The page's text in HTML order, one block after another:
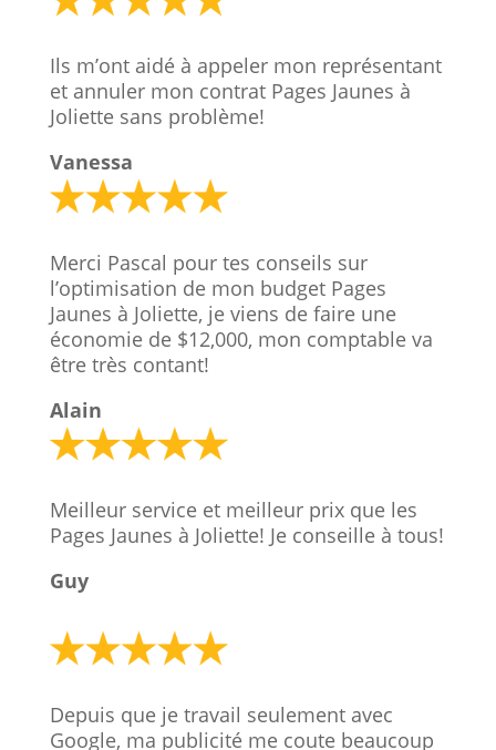
Ils m’ont aidé à appeler mon représentant
et annuler mon contrat Pages Jaunes à
Joliette sans problème!
Vanessa
Merci Pascal pour tes conseils sur
l’optimisation de mon budget Pages
Jaunes à Joliette, je viens de faire une
économie de $12,000, mon comptable va
être très contant!
Alain
Meilleur service et meilleur prix que les
Pages Jaunes à Joliette! Je conseille à tous!
Guy
Depuis que je travail seulement avec
Google, ma publicité me coute beaucoup